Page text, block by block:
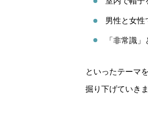
男性と女性
「非常識
といったテーマ
掘り下げていきま